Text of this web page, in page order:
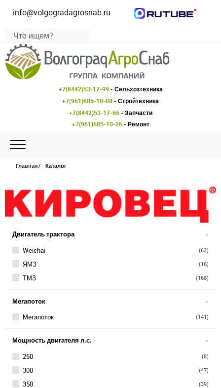
info@volgogradagrosnab.ru
+7(8442)53-17-99- Сельхозтехника
+7(961)685-10-08- Стройтехника
+7(8442)53-17-66- Запчасти
+7(961)685-10-26- Ремонт
Главная Каталог
Двигатель трактора
Weichai
(63)
ЯМЗ (16)
ТМЗ (168)
Мегапоток
Мегапоток
(141)
Мощность двигателя л.с.
250
(8)
300 (47)
350 (39)